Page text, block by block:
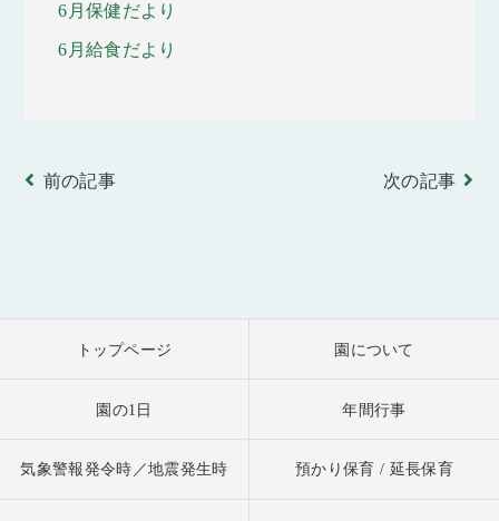
6月保健だより
6月給食だより
前の記事 次の記事
トップページ 園について
園の1日 年間行事
気象警報発令時／地震発生時 預かり保育 / 延長保育